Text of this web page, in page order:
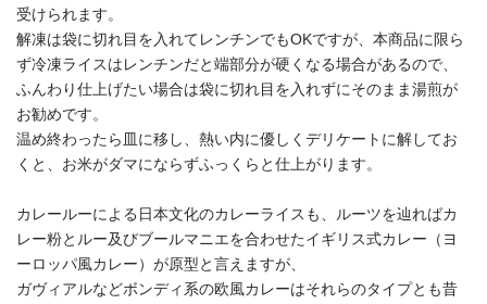
受けられます。
解凍は袋に切れ目を入れてレンチンでもOKですが、本商品に限ら
ず冷凍ライスはレンチンだと端部分が硬くなる場合があるので、
ふんわり仕上げたい場合は袋に切れ目を入れずにそのまま湯煎が
お勧めです。
温め終わったら皿に移し、熱い内に優しくデリケートに解してお
くと、お米がダマにならずふっくらと仕上がります。
カレールーによる日本文化のカレーライスも、ルーツを辿ればカ
レー粉とルー及びブールマニエを合わせたイギリス式カレー（ヨ
ーロッパ風カレー）が原型と言えますが、
ガヴィアルなどボンディ系の欧風カレーはそれらのタイプとも昔